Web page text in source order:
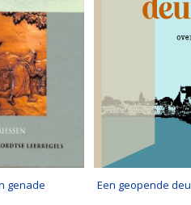
genade Een geopende